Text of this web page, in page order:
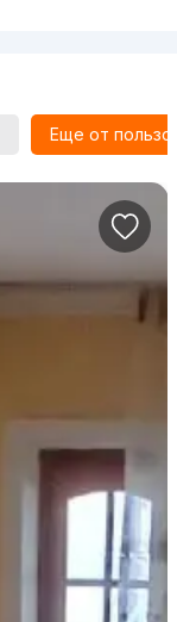
Еще от